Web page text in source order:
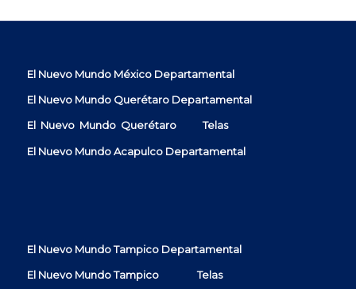
El Nuevo Mundo México Departamental
El Nuevo Mundo Querétaro Departamental
El Nuevo Mundo Querétaro Telas
El Nuevo Mundo Acapulco Departamental
El Nuevo Mundo Tampico Departamental
El Nuevo Mundo Tampico Telas